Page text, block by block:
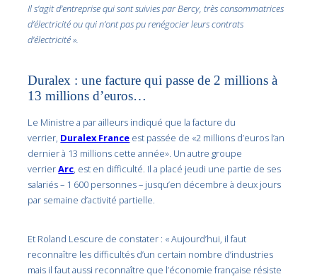
Il s’agit d’entreprise qui sont suivies par Bercy, très consommatrices
d’électricité ou qui n’ont pas pu renégocier leurs contrats
d’électricité ».
Duralex : une facture qui passe de 2 millions à
13 millions d’euros…
Le Ministre a par ailleurs indiqué que la facture du
verrier, Duralex France est passée de «2 millions d’euros l’an
dernier à 13 millions cette année». Un autre groupe
verrierArc, est en difficulté. Il a placé jeudi une partie de ses
salariés – 1 600 personnes – jusqu’en décembre à deux jours
par semaine d’activité partielle.
Et Roland Lescure de constater : « Aujourd’hui, il faut
reconnaître les difficultés d’un certain nombre d’industries
mais il faut aussi reconnaître que l’économie française résiste